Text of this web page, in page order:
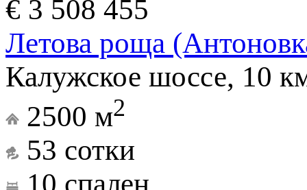
€ 3 508 455
Летова роща
Калужское шоссе, 10
2500 м2
53 сотки